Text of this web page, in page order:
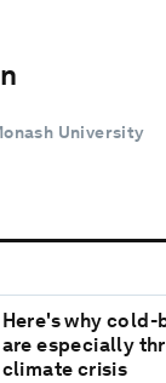
University
Here's why
are especially
climate crisis